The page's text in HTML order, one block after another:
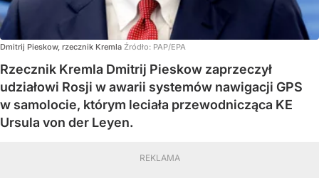
Dmitrij Pieskow, rzecznik Kremla Źródło: PAP/EPA
Rzecznik Kremla Dmitrij Pieskow zaprzeczył
udziałowi Rosji w awarii systemów nawigacji GPS
w samolocie, którym leciała przewodnicząca KE
Ursula von der Leyen.